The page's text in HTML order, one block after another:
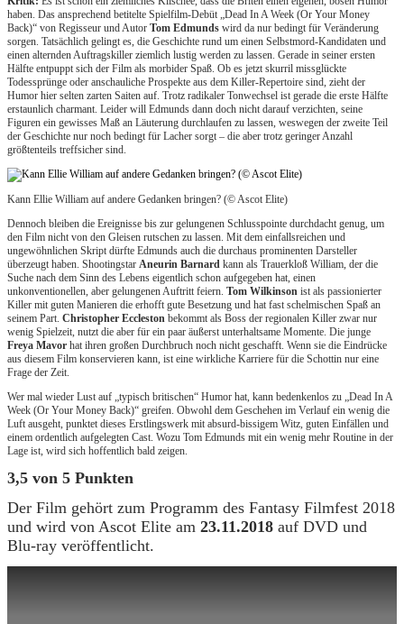
haben. Das ansprechend betitelte Spielfilm-Debüt „Dead In A Week (Or Your Money
Back)“ von Regisseur und Autor Tom Edmunds wird da nur bedingt für Veränderung
sorgen. Tatsächlich gelingt es, die Geschichte rund um einen Selbstmord-Kandidaten und
einen alternden Auftragskiller ziemlich lustig werden zu lassen. Gerade in seiner ersten
Hälfte entpuppt sich der Film als morbider Spaß. Ob es jetzt skurril missglückte
Todessprünge oder anschauliche Prospekte aus dem Killer-Repertoire sind, zieht der
Humor hier selten zarten Saiten auf. Trotz radikaler Tonwechsel ist gerade die erste Hälfte
erstaunlich charmant. Leider will Edmunds dann doch nicht darauf verzichten, seine
Figuren ein gewisses Maß an Läuterung durchlaufen zu lassen, weswegen der zweite Teil
der Geschichte nur noch bedingt für Lacher sorgt – die aber trotz geringer Anzahl
größtenteils treffsicher sind.
Kann Ellie William auf andere Gedanken bringen? (© Ascot Elite)
Dennoch bleiben die Ereignisse bis zur gelungenen Schlusspointe durchdacht genug, um
den Film nicht von den Gleisen rutschen zu lassen. Mit dem einfallsreichen und
ungewöhnlichen Skript dürfte Edmunds auch die durchaus prominenten Darsteller
überzeugt haben. Shootingstar Aneurin Barnard kann als Trauerkloß William, der die
Suche nach dem Sinn des Lebens eigentlich schon aufgegeben hat, einen
unkonventionellen, aber gelungenen Auftritt feiern. Tom Wilkinson ist als passionierter
Killer mit guten Manieren die erhofft gute Besetzung und hat fast schelmischen Spaß an
seinem Part. Christopher Eccleston bekommt als Boss der regionalen Killer zwar nur
wenig Spielzeit, nutzt die aber für ein paar äußerst unterhaltsame Momente. Die junge
Freya Mavor hat ihren großen Durchbruch noch nicht geschafft. Wenn sie die Eindrücke
aus diesem Film konservieren kann, ist eine wirkliche Karriere für die Schottin nur eine
Frage der Zeit.
Wer mal wieder Lust auf „typisch britischen“ Humor hat, kann bedenkenlos zu „Dead In A
Week (Or Your Money Back)“ greifen. Obwohl dem Geschehen im Verlauf ein wenig die
Luft ausgeht, punktet dieses Erstlingswerk mit absurd-bissigem Witz, guten Einfällen und
einem ordentlich aufgelegten Cast. Wozu Tom Edmunds mit ein wenig mehr Routine in der
Lage ist, wird sich hoffentlich bald zeigen.
3,5 von 5 Punkten
Der Film gehört zum Programm des Fantasy Filmfest 2018
und wird von Ascot Elite am 23.11.2018 auf DVD und
Blu-ray veröffentlicht.